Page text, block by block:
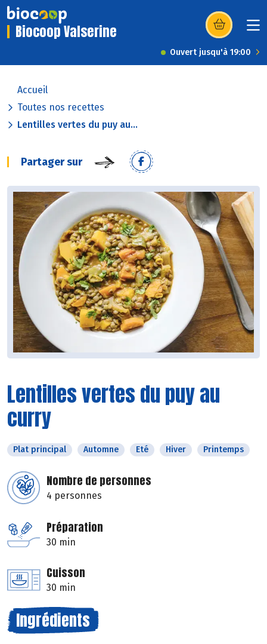
Biocoop Valserine (s’ouvre dans
Ouvert jusqu'à 19:00
Accueil
Toutes nos recettes
Lentilles vertes du puy au...
Partager sur
Lentilles vertes du puy au
curry
Plat principal Automne Eté Hiver Printemps
Nombre de personnes
4 personnes
Préparation
30 min
Cuisson
30 min
Ingrédients